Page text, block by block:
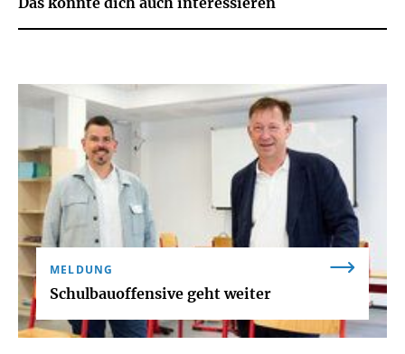
Das könnte dich auch interessieren
MELDUNG
Schulbauoffensive geht weiter